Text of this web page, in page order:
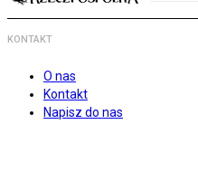
KONTAKT
O nas
Kontakt
Napisz do nas